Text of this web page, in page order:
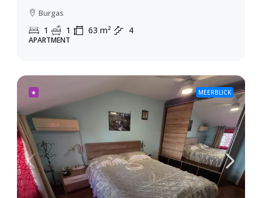
Burgas
1 1 63 m² 4
APARTMENT
★ MEERBLICK